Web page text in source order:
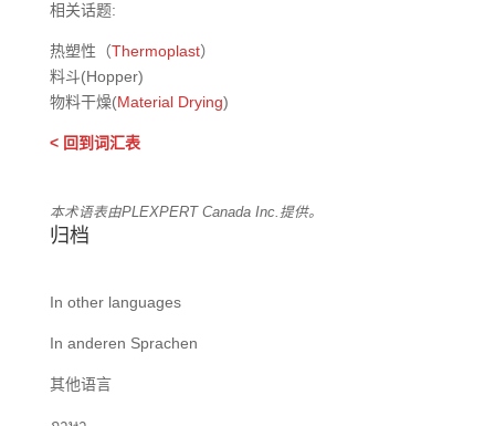
相关话题:
热塑性（Thermoplast）
料斗(Hopper)
物料干燥(Material Drying)
< 回到词汇表
本术语表由PLEXPERT Canada Inc.提供。
归档
In other languages
In anderen Sprachen
其他语言